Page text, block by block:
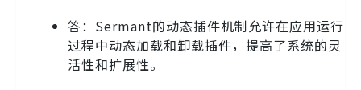
答：Sermant的动态插件机制允许在应用运行
过程中动态加载和卸载插件，提高了系统的灵
活性和扩展性。